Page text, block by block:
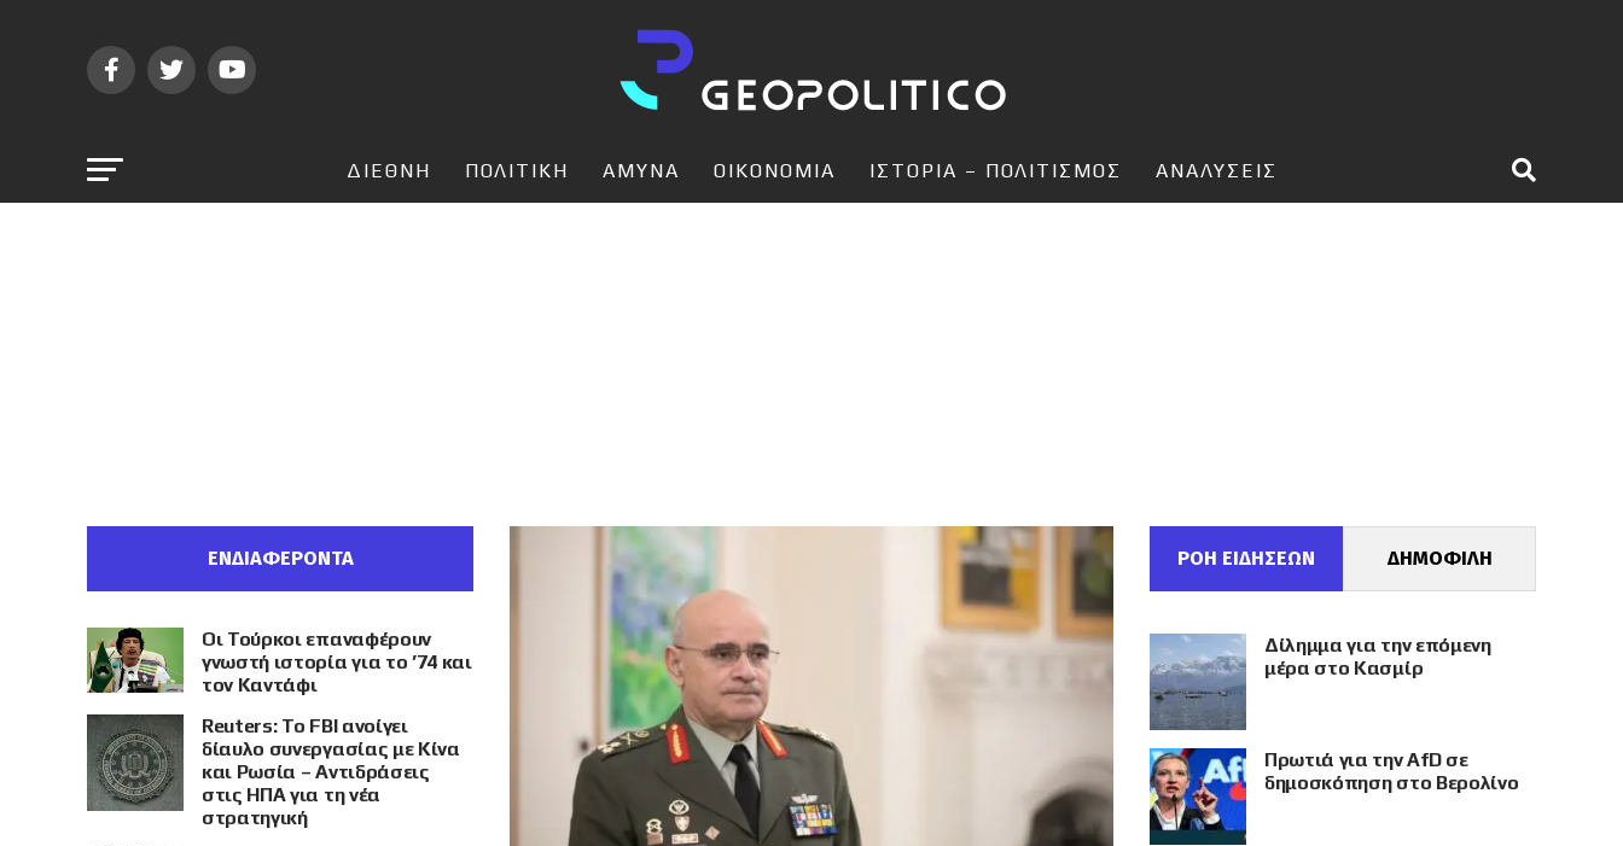
ΔΙΕΘΝΗ ΠΟΛΙΤΙΚΗ ΑΜΥΝΑ ΟΙΚΟΝΟΜΙΑ ΙΣΤΟΡΙΑ – ΠΟΛΙΤΙΣΜΟΣ ΑΝΑΛΥΣΕΙΣ
ΕΝΔΙΑΦΕΡΟΝΤΑ
Οι Τούρκοι επαναφέρουν
γνωστή ιστορία για το ’74 και
τον Καντάφι
Reuters: Το FBI ανοίγει
δίαυλο συνεργασίας με Κίνα
και Ρωσία – Αντιδράσεις
στις ΗΠΑ για τη νέα
στρατηγική
ΡΟΗ ΕΙΔΗΣΕΩΝ ΔΗΜΟΦΙΛΗ
Δίλημμα για την επόμενη
μέρα στο Κασμίρ
Πρωτιά για την AfD σε
δημοσκόπηση στο Βερολίνο